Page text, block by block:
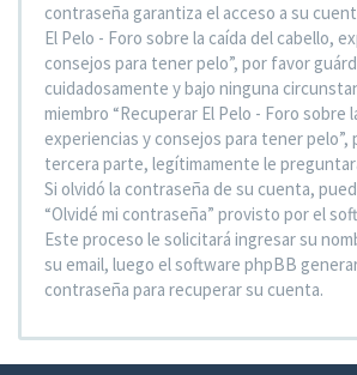
contraseña garantiza el acceso a su
El Pelo - Foro sobre la caída del cabello,
consejos para tener pelo”, por favor
cuidadosamente y bajo ninguna
miembro “Recuperar El Pelo - Foro sobre
experiencias y consejos para tener pelo”,
tercera parte, legítimamente le
Si olvidó la contraseña de su cuenta,
“Olvidé mi contraseña” provisto por el
Este proceso le solicitará ingresar su
su email, luego el software phpBB
contraseña para recuperar su cuenta.